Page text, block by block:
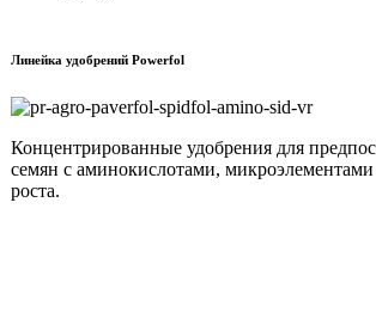
Линейка удобрений Powerfol
Концентрированные удобрения для
семян с аминокислотами,
роста.